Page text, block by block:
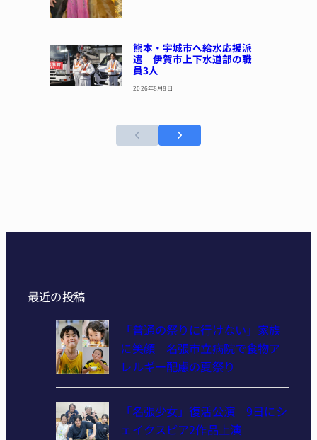
熊本・宇城市へ給水応援派
遣 伊賀市上下水道部の職
員3人
2026年8月8日
最近の投稿
「普通の祭りに行けない」家族
に笑顔 名張市立病院で食物ア
レルギー配慮の夏祭り
「名張少女」復活公演 9日にシ
ェイクスピア2作品上演